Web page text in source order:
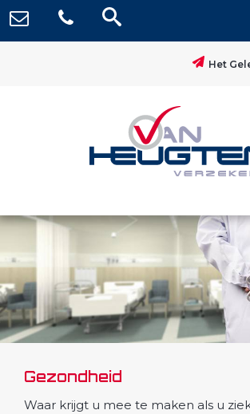
Het
Gezondheid
Waar krijgt u mee te maken als u